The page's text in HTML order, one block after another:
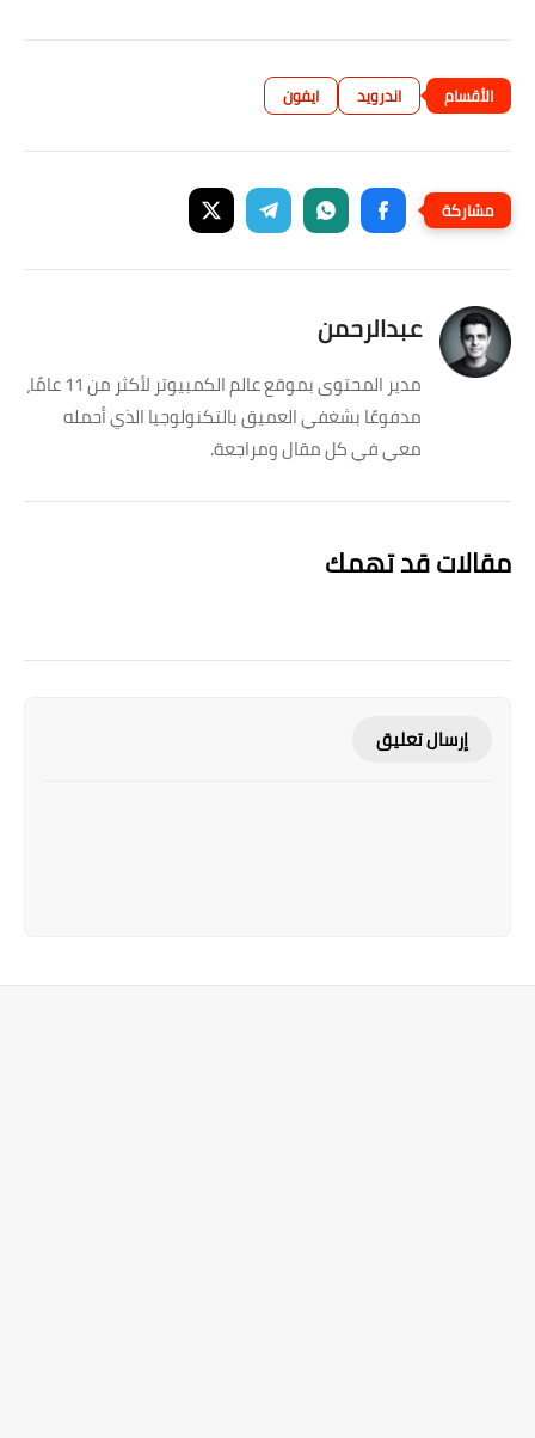
اندرويد ايفون
عبدالرحمن
مدير المحتوى بموقع عالم الكمبيوتر لأكثر من 11 عامًا،
مدفوعًا بشغفي العميق بالتكنولوجيا الذي أحمله
معي في كل مقال ومراجعة.
مقالات قد تهمك
إرسال تعليق